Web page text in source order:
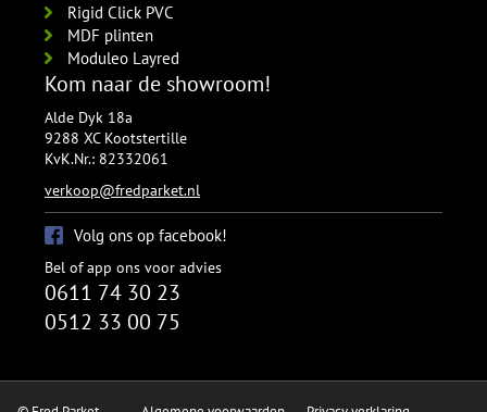
Rigid Click PVC
MDF plinten
Moduleo Layred
Kom naar de showroom!
Alde Dyk 18a
9288 XC Kootstertille
KvK.Nr.: 82332061
verkoop@fredparket.nl
Volg ons op facebook!
Bel of app ons voor advies
0611 74 30 23
0512 33 00 75